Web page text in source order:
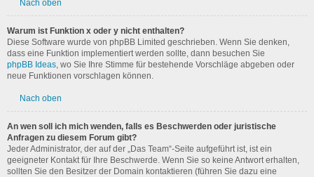
Nach oben
Warum ist Funktion x oder y nicht enthalten?
Diese Software wurde von phpBB Limited geschrieben. Wenn Sie denken,
dass eine Funktion implementiert werden sollte, dann besuchen Sie
phpBB Ideas, wo Sie Ihre Stimme für bestehende Vorschläge abgeben oder
neue Funktionen vorschlagen können.
Nach oben
An wen soll ich mich wenden, falls es Beschwerden oder juristische
Anfragen zu diesem Forum gibt?
Jeder Administrator, der auf der „Das Team“-Seite aufgeführt ist, ist ein
geeigneter Kontakt für Ihre Beschwerde. Wenn Sie so keine Antwort erhalten,
sollten Sie den Besitzer der Domain kontaktieren (führen Sie dazu eine